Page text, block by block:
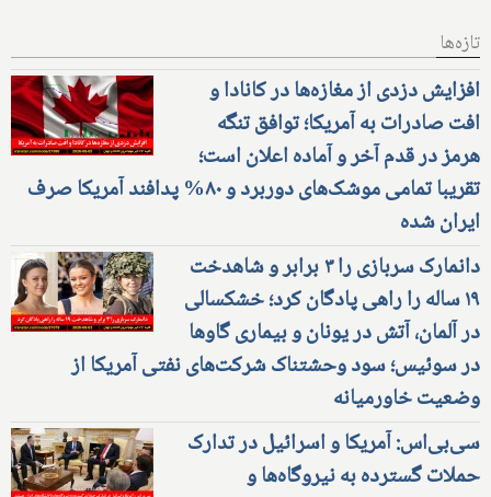
تازه‌ها
افزایش دزدی از مغازه‌ها در کانادا و
افت صادرات به آمریکا؛ توافق تنگه
هرمز در قدم آخر و آماده اعلان است؛
تقریبا تمامی موشک‌های دوربرد و ۸۰% پدافند آمریکا صرف
ایران شده
دانمارک سربازی را ۳ برابر و شاهدخت
۱۹ ساله را راهی پادگان کرد؛ خشکسالی
در آلمان، آتش در یونان و بیماری گاوها
در سوئیس؛ سود وحشتناک شرکت‌های نفتی آمریکا از
وضعیت خاورمیانه
سی‌بی‌اس: آمریکا و اسرائیل در تدارک
حملات گسترده به نیروگاه‌ها و